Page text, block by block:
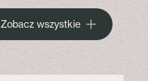
Zobacz wszystkie